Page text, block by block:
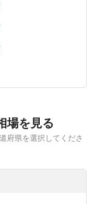
場を見る
府県を選択してくださ